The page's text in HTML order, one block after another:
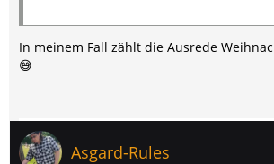
In meinem Fall zählt die Ausrede
😅
Asgard-Rules